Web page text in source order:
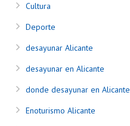
Cultura
Deporte
desayunar Alicante
desayunar en Alicante
donde desayunar en Alicante
Enoturismo Alicante